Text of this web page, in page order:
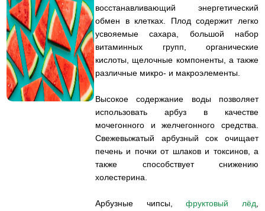
восстанавливающий энергетический
обмен в клетках. Плод содержит легко
усвояемые сахара, большой набор
витаминных групп, органические
кислоты, щелочные компоненты, а также
различные микро- и макроэлементы.
Высокое содержание воды позволяет
использовать арбуз в качестве
мочегонного и желчегонного средства.
Свежевыжатый арбузный сок очищает
печень и почки от шлаков и токсинов, а
также способствует снижению
холестерина.
Арбузные чипсы,фруктовый лёд